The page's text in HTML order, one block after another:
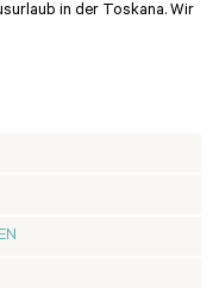
in der Toskana. Wir